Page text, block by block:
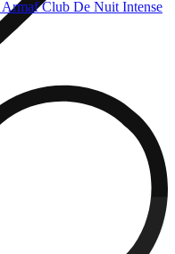
Armaf Club De Nuit Intense